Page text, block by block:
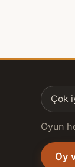
Çok
Oyun
Oy